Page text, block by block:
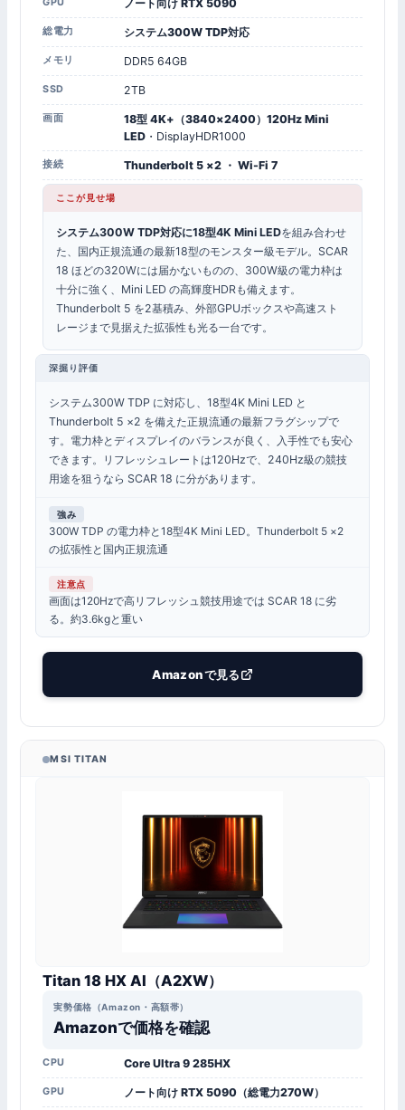
GPU ノート向け RTX 5090
総電力 システム300W TDP対応
メモリ DDR5 64GB
SSD 2TB
画面
18型 4K+（3840×2400）120Hz Mini
LED ・DisplayHDR1000
接続 Thunderbolt 5 ×2 ・ Wi-Fi 7
ここが見せ場
システム300W TDP対応に18型4K Mini LEDを組み合わせ
た、国内正規流通の最新18型のモンスター級モデル。SCAR
18 ほどの320Wには届かないものの、300W級の電力枠は
十分に強く、Mini LED の高輝度HDRも備えます。
Thunderbolt 5 を2基積み、外部GPUボックスや高速スト
レージまで見据えた拡張性も光る一台です。
深掘り評価
システム300W TDP に対応し、18型4K Mini LED と
Thunderbolt 5 ×2 を備えた正規流通の最新フラグシップで
す。電力枠とディスプレイのバランスが良く、入手性でも安心
できます。リフレッシュレートは120Hzで、240Hz級の競技
用途を狙うなら SCAR 18 に分があります。
強み
300W TDP の電力枠と18型4K Mini LED。Thunderbolt 5 ×2
の拡張性と国内正規流通
注意点
画面は120Hzで高リフレッシュ競技用途では SCAR 18 に劣
る。約3.6kgと重い
Amazonで見る
MSI TITAN
Titan 18 HX AI（A2XW）
実勢価格（Amazon・高額帯）
Amazonで価格を確認
CPU Core Ultra 9 285HX
GPU ノート向け RTX 5090（総電力270W）